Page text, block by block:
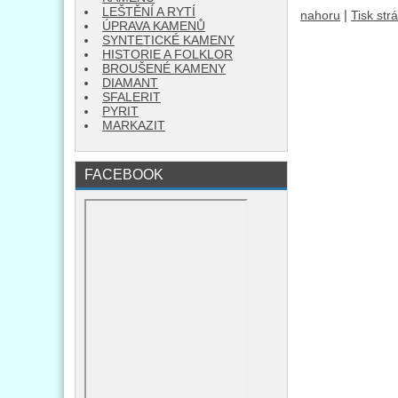
nahoru Tisk
LEŠTĚNÍ A RYTÍ
ÚPRAVA KAMENŮ
SYNTETICKÉ KAMENY
HISTORIE A FOLKLOR
BROUŠENÉ KAMENY
DIAMANT
SFALERIT
PYRIT
MARKAZIT
FACEBOOK